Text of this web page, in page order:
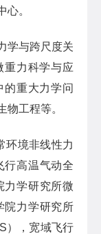
心。
与跨尺度关
重力科学与应
的重大力学问
物工程等。
境非线性力
行高温气动全
力学研究所微
院力学研究所
），宽域飞行